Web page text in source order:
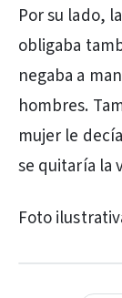
Por su lado,
obligaba
negaba a
hombres.
mujer le
se quitaría la
Foto